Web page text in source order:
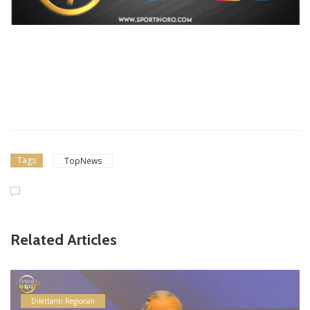
Tags TopNews
Related Articles
Dilettanti Regionali